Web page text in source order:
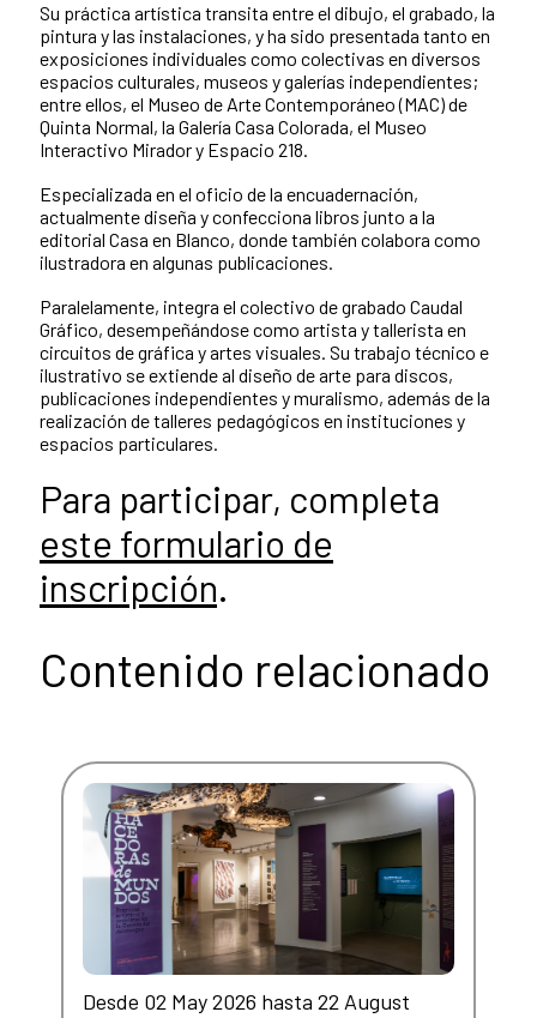
Su práctica artística transita entre el dibujo, el grabado, la
pintura y las instalaciones, y ha sido presentada tanto en
exposiciones individuales como colectivas en diversos
espacios culturales, museos y galerías independientes;
entre ellos, el Museo de Arte Contemporáneo (MAC) de
Quinta Normal, la Galería Casa Colorada, el Museo
Interactivo Mirador y Espacio 218.
Especializada en el oficio de la encuadernación,
actualmente diseña y confecciona libros junto a la
editorial Casa en Blanco, donde también colabora como
ilustradora en algunas publicaciones.
Paralelamente, integra el colectivo de grabado Caudal
Gráfico, desempeñándose como artista y tallerista en
circuitos de gráfica y artes visuales. Su trabajo técnico e
ilustrativo se extiende al diseño de arte para discos,
publicaciones independientes y muralismo, además de la
realización de talleres pedagógicos en instituciones y
espacios particulares.
Para participar, completa
este formulario de
inscripción.
Contenido relacionado
Desde 02 May 2026 hasta 22 August